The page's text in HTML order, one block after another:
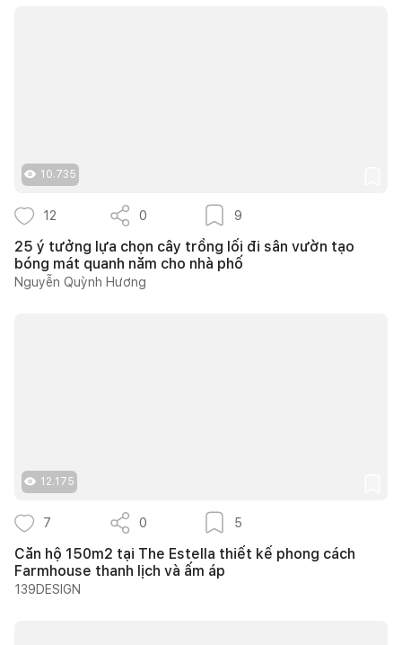
10.735
12 0 9
25 ý tưởng lựa chọn cây trồng lối đi sân vườn tạo
bóng mát quanh năm cho nhà phố
Nguyễn Quỳnh Hương
12.175
7 0 5
Căn hộ 150m2 tại The Estella thiết kế phong cách
Farmhouse thanh lịch và ấm áp
139DESIGN